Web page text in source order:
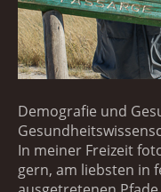
Demografie und
In meiner Freizeit
gern, am liebsten in